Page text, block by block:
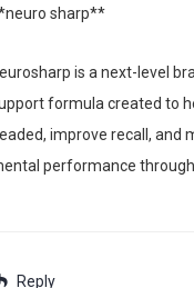
sharp**
is a next-level
formula created to
improve recall, and
performance
Reply